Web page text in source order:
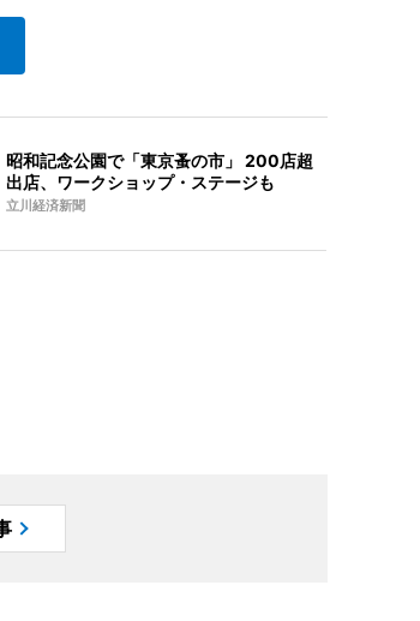
昭和記念公園で「東京蚤の市」 200店超
出店、ワークショップ・ステージも
立川経済新聞